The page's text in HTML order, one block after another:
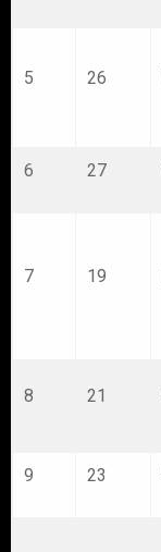
5 26
6 27
7 19
8 21
9 23